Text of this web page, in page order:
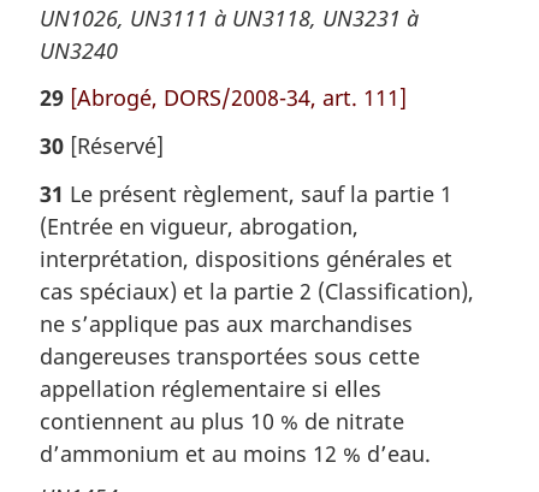
UN1026, UN3111 à UN3118, UN3231 à
UN3240
29 [Abrogé, DORS/2008-34, art. 111]
30 [Réservé]
31 Le présent règlement, sauf la partie 1
(Entrée en vigueur, abrogation,
interprétation, dispositions générales et
cas spéciaux) et la partie 2 (Classification),
ne s’applique pas aux marchandises
dangereuses transportées sous cette
appellation réglementaire si elles
contiennent au plus 10 % de nitrate
d’ammonium et au moins 12 % d’eau.